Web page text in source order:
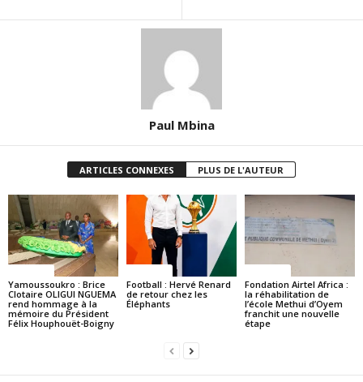
Paul Mbina
ARTICLES CONNEXES PLUS DE L'AUTEUR
Yamoussoukro : Brice
Clotaire OLIGUI NGUEMA
rend hommage à la
mémoire du Président
Félix Houphouët-Boigny
Football : Hervé Renard
de retour chez les
Éléphants
Fondation Airtel Africa :
la réhabilitation de
l’école Methui d’Oyem
franchit une nouvelle
étape